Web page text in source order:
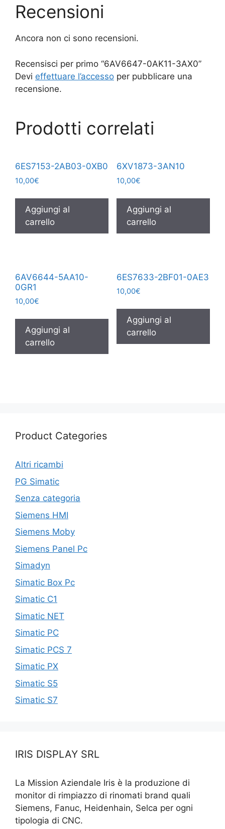
Recensioni
Ancora non ci sono recensioni.
Recensisci per primo “6AV6647-0AK11-3AX0”
Devi effettuare l’accesso per pubblicare una
recensione.
Prodotti correlati
6ES7153-2AB03-0XB0
10,00€
Aggiungi al
carrello
6XV1873-3AN10
10,00€
Aggiungi al
carrello
6AV6644-5AA10-
0GR1
10,00€
Aggiungi al
carrello
6ES7633-2BF01-0AE3
10,00€
Aggiungi al
carrello
Product Categories
Altri ricambi
PG Simatic
Senza categoria
Siemens HMI
Siemens Moby
Siemens Panel Pc
Simadyn
Simatic Box Pc
Simatic C1
Simatic NET
Simatic PC
Simatic PCS 7
Simatic PX
Simatic S5
Simatic S7
IRIS DISPLAY SRL
La Mission Aziendale Iris è la produzione di
monitor di rimpiazzo di rinomati brand quali
Siemens, Fanuc, Heidenhain, Selca per ogni
tipologia di CNC.